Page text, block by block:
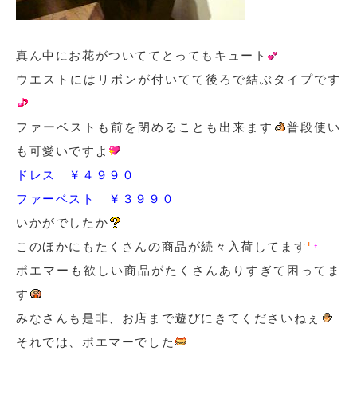
真ん中にお花がついててとってもキュート
ウエストにはリボンが付いてて後ろで結ぶタイプです
ファーベストも前を閉めることも出来ます
普段使い
も可愛いですよ
ドレス ￥４９９０
ファーベスト ￥３９９０
いかがでしたか
このほかにもたくさんの商品が続々入荷してます
ポエマーも欲しい商品がたくさんありすぎて困ってま
す
みなさんも是非、お店まで遊びにきてくださいねぇ
それでは、ポエマーでした